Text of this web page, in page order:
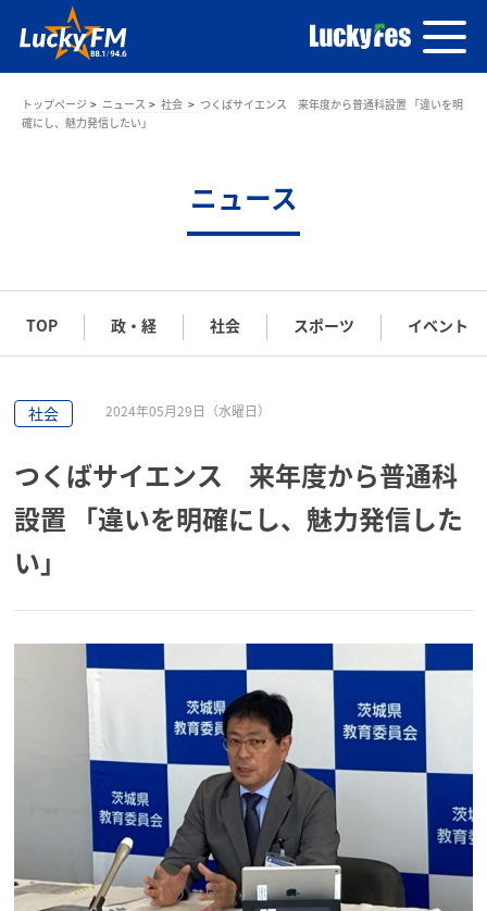
トップページ ニュース 社会
つくばサイエンス 来年度から普通科設置 「違いを明
確にし、魅力発信したい」
ニュース
TOP 政・経 社会 スポーツ イベント
社会 2024年05月29日（水曜日）
つくばサイエンス 来年度から普通科
設置 「違いを明確にし、魅力発信した
い」